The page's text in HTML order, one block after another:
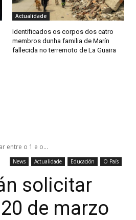
Actualidade
Identificados os corpos dos catro
membros dunha familia de Marín
fallecida no terremoto de La Guaira